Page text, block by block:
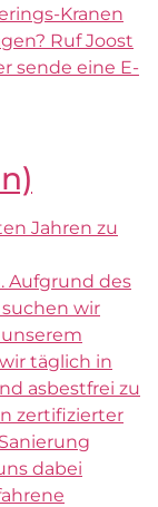
Kranen
Ruf Joost
sende eine E-
Jahren zu
Aufgrund des
wir
täglich in
asbestfrei zu
zertifizierter
dabei